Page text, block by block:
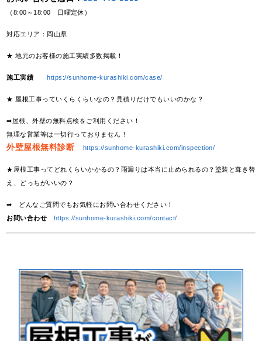
（8:00～18:00 日曜定休）
対応エリア：岡山県
★ 地元のお客様の施工実績多数掲載！
施工実績 https://sunhome-kurashiki.com/case/
★ 屋根工事っていくらくらいなの？見積りだけでもいいのかな？
➡屋根、外壁の無料点検をご利用ください！
無理な営業等は一切行っておりません！
外壁屋根無料診断 https://sunhome-kurashiki.com/inspection/
★屋根工事ってどれくらいかかるの？雨漏りは本当に止められるの？塗装と葺き替
え、どっちがいいの？
➡ どんなご質問でもお気軽にお問い合わせください！
お問い合わせ
https://sunhome-kurashiki.com/contact/